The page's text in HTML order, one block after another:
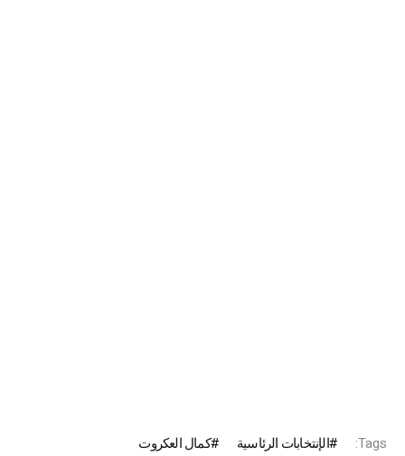
Tags: الإنتخابات الرئاسية كمال العكروت